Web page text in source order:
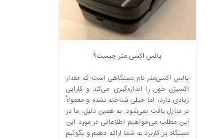
پالس اکسی‌ متر چیست؟
پالس اکسی‌متر نام دستگاهی است که مقدار
اکسیژن خون را اندازه‌گیری می‌کند و کارایی
زیادی دارد، اما خیلی شناخته نشده و معمولأ
در منازل یافت نمی‌شود. ‌‌به همین دلیل، ما در
این مطلب می‌خواهیم اطلاعاتی در مورد این
دستگاه پر کاربرد به شما ارائه دهیم و بگوئیم